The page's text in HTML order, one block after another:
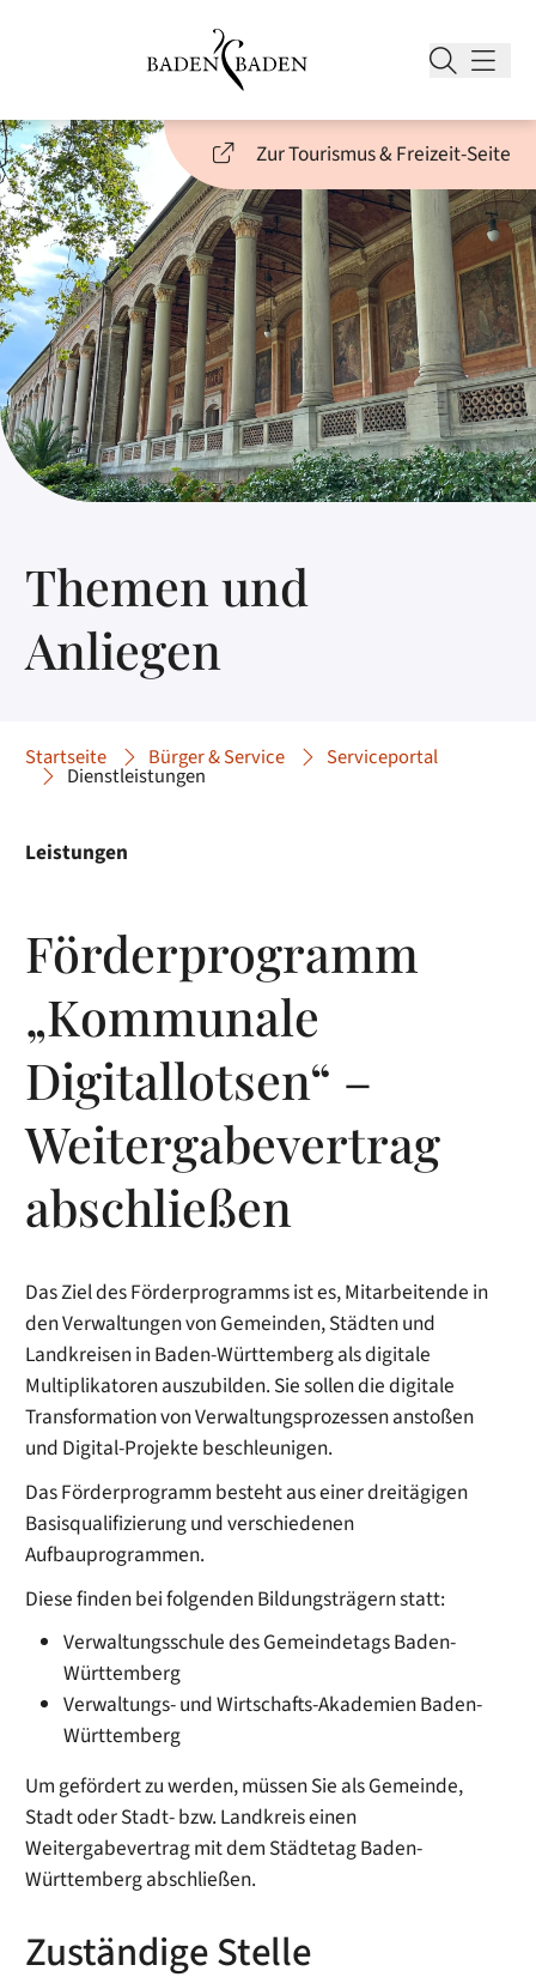
Zur Tourismus & Freizeit-Seite
Themen und
Anliegen
Startseite Bürger & Service Serviceportal
Dienstleistungen
Leistungen
Förderprogramm
„Kommunale
Digitallotsen“ –
Weitergabevertrag
abschließen
Das Ziel des Förderprogramms ist es, Mitarbeitende in
den Verwaltungen von Gemeinden, Städten und
Landkreisen in Baden-Württemberg als digitale
Multiplikatoren auszubilden. Sie sollen die digitale
Transformation von Verwaltungsprozessen anstoßen
und Digital-Projekte beschleunigen.
Das Förderprogramm besteht aus einer dreitägigen
Basisqualifizierung und verschiedenen
Aufbauprogrammen.
Diese finden bei folgenden Bildungsträgern statt:
Verwaltungsschule des Gemeindetags Baden-
Württemberg
Verwaltungs- und Wirtschafts-Akademien Baden-
Württemberg
Um gefördert zu werden, müssen Sie als Gemeinde,
Stadt oder Stadt- bzw. Landkreis einen
Weitergabevertrag mit dem Städtetag Baden-
Württemberg abschließen.
Zuständige Stelle